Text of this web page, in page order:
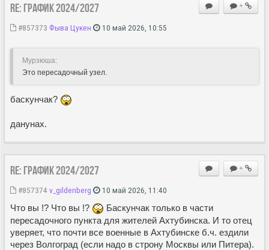
+
Re: ГРАФИК 2024/2027
#857373 Фыва Цукен 10 май 2026, 10:55
Мурзюша:
Это пересадочный узел.
баскунчак?
данунах.
+
Re: ГРАФИК 2024/2027
#857374 v_gildenberg 10 май 2026, 11:40
Что вы !? Что вы !?
Баскунчак только в части
пересадочного пункта для жителей Ахтубинска. И то отец
уверяет, что почти все военные в Ахтубинске б.ч. ездили
через Волгоград (если надо в строну Москвы или Питера).